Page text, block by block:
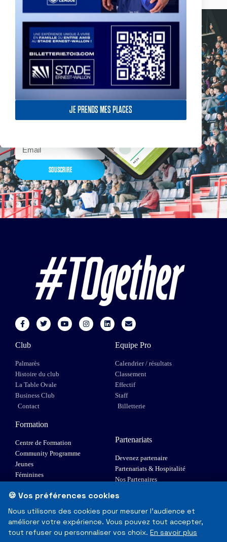
JE PRENDS MES PLACES
Actualités, nouveautés,
billetterie, remises
exceptionnelles dans la
boutique officielles & chez
SOUSCRIRE
Club
Palmarès
Histoire du club
La Table Ovale
Business Club
Contact
Equipe Pro
Calendrier / résultats
Classement
Effectif
Staff
Billetterie
Formation
Centre de Formation
Community Programme
Jeunes
Féminines
Elite 1
Partenariats
Devenez partenaire
Partenariats & Hospitalité
Nos Partenaires
© Toulouse Olympique XIII - Tous droits réservés
🍪 Vos préférences cookies
Nous utilisons des cookies pour mesurer l'audience et
améliorer votre expérience. Vous pouvez tout accepter,
tout refuser ou personnaliser vos choix. En savoir plus